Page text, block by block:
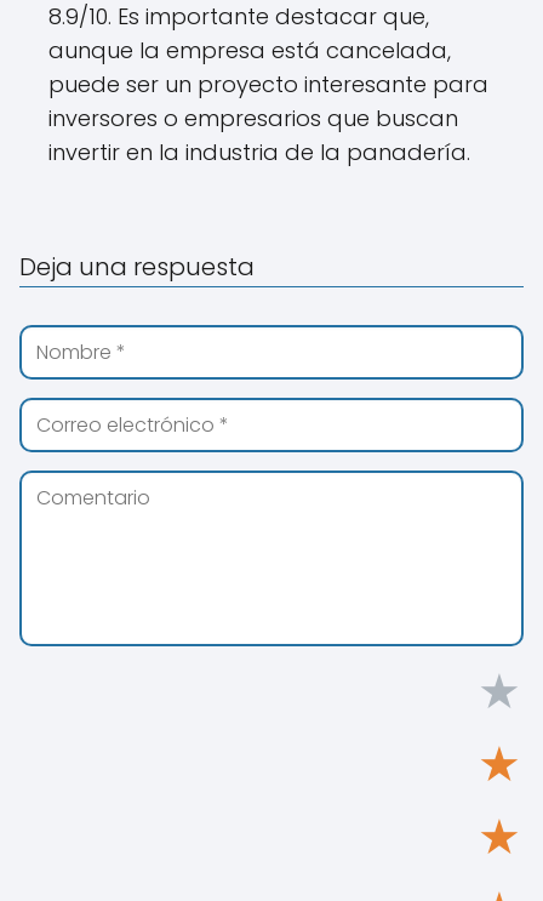
8.9/10. Es importante destacar que,
aunque la empresa está cancelada,
puede ser un proyecto interesante para
inversores o empresarios que buscan
invertir en la industria de la panadería.
Deja una respuesta
★
★
★